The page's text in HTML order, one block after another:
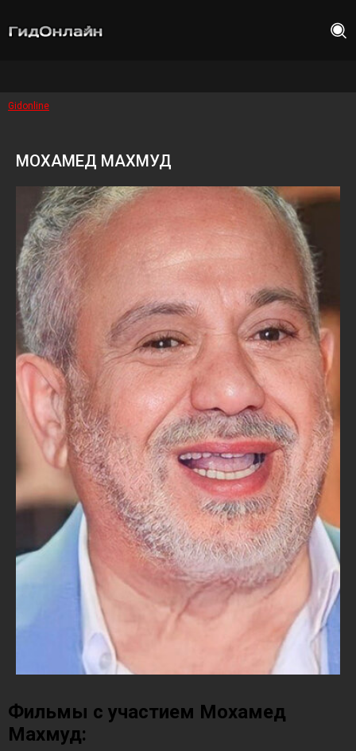
Gidonline
МОХАМЕД МАХМУД
Фильмы с участием Мохамед
Махмуд: